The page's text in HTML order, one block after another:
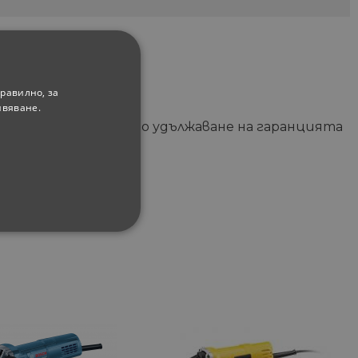
получите безплатно удължаване на гаранцията
за